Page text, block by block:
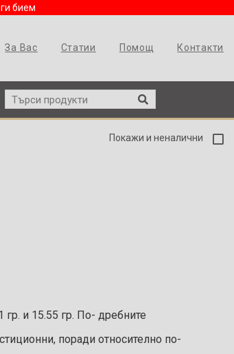
бием
За Вас Статии Помощ Контакти
Покажи и неналични
гр. и 15.55 гр. По- дребните
поради относително по-